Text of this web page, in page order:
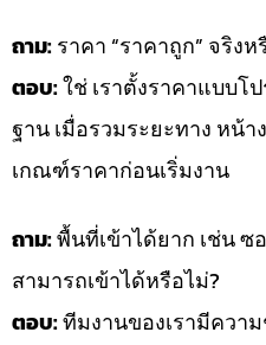
ถาม:ราคา “ราคาถูก” จริงห
ตอบ:ใช่ เราตั้งราคาแบบโ
ฐาน เมื่อรวมระยะทาง หน้
เกณฑ์ราคาก่อนเริ่มงาน
ถาม:พื้นที่เข้าได้ยาก เช่น
สามารถเข้าได้หรือไม่?
ตอบ:ทีมงานของเรามีควา